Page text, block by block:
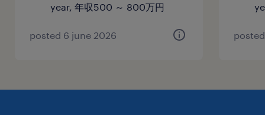
year, 年収500 ～ 800万円
posted 6 june 2026